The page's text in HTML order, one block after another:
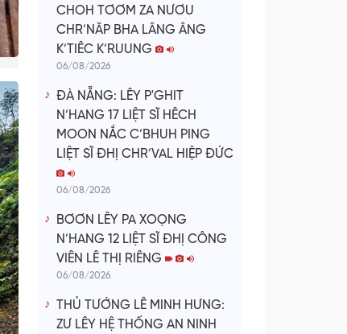
CHOH TƠƠM ZA NƯƠU
CHR’NĂP BHA LÂNG ÂNG
K’TIÊC K’RUUNG
06/08/2026
ĐÀ NẴNG: LÊY P'GHIT
N’HANG 17 LIỆT SĨ HÊCH
MOON NẮC C’BHUH PING
LIỆT SĨ ĐHỊ CHR’VAL HIỆP ĐỨC
06/08/2026
BƠƠN LÊY PA XOỌNG
N’HANG 12 LIỆT SĨ ĐHỊ CÔNG
VIÊN LÊ THỊ RIÊNG
06/08/2026
THỦ TƯỚNG LÊ MINH HƯNG:
ZƯ LÊY HỆ THỐNG AN NINH